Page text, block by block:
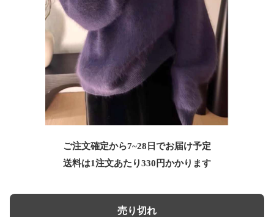
ご注文確定から7~28日でお届け予定
送料は1注文あたり330 円かかります
売り切れ